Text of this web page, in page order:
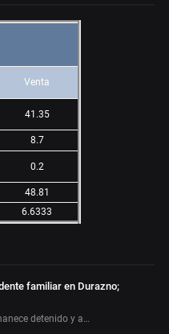
Venta
41.35
8.7
0.2
48.81
6.6333
familiar en Durazno;
detenido y a…